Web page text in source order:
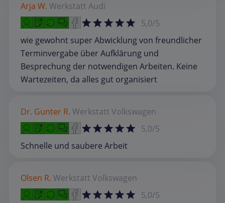
Arja W. Werkstatt Audi
5,0/5
wie gewohnt super Abwicklung von freundlicher
Terminvergabe über Aufklärung und
Besprechung der notwendigen Arbeiten. Keine
Wartezeiten, da alles gut organisiert
Dr. Gunter R. Werkstatt Volkswagen
5,0/5
Schnelle und saubere Arbeit
Olsen R. Werkstatt Volkswagen
5,0/5